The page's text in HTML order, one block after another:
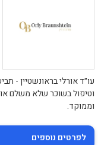
עו״ד אורלי בראונשטיין -
וטיפול בשוכר שלא משלם
וממוקד.
לפרטים נוספים